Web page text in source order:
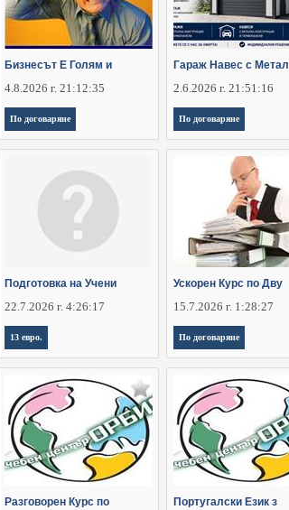
Бизнесът Е Голям и
4.8.2026 г. 21:12:35
По договаряне
Гараж Навес с Метал
2.6.2026 г. 21:51:16
По договаряне
Подготовка на Учени
22.7.2026 г. 4:26:17
13 евро.
Ускорен Курс по Дву
15.7.2026 г. 1:28:27
По договаряне
Разговорен Курс по Португалски Език з